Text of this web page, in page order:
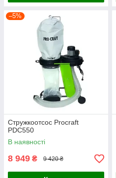
–5%
Стружкоотсос Procraft
PDC550
В наявності
8 949 ₴ 9 420 ₴